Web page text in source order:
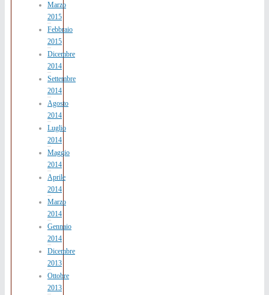
Marzo
2015
Febbraio
2015
Dicembre
2014
Settembre
2014
Agosto
2014
Luglio
2014
Maggio
2014
Aprile
2014
Marzo
2014
Gennaio
2014
Dicembre
2013
Ottobre
2013